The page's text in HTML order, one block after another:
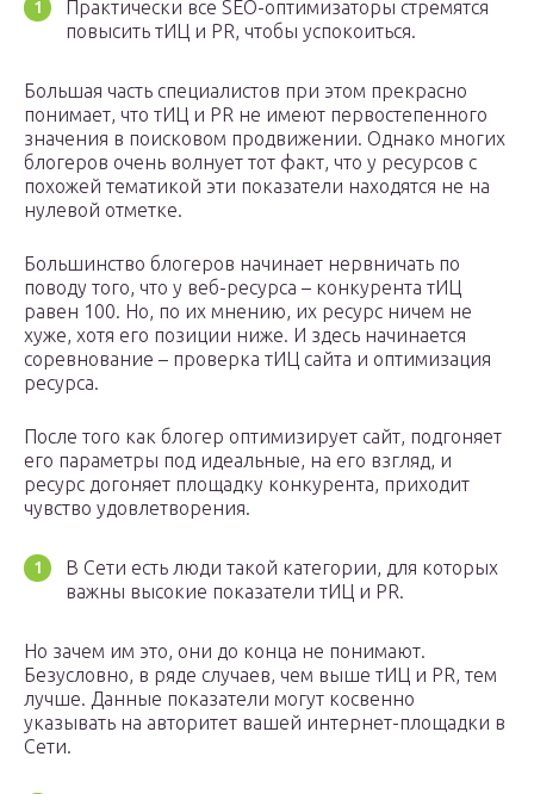
Практически все SEO-оптимизаторы стремятся
повысить тИЦ и PR, чтобы успокоиться.
Большая часть специалистов при этом прекрасно
понимает, что тИЦ и PR не имеют первостепенного
значения в поисковом продвижении. Однако многих
блогеров очень волнует тот факт, что у ресурсов с
похожей тематикой эти показатели находятся не на
нулевой отметке.
Большинство блогеров начинает нервничать по
поводу того, что у веб-ресурса – конкурента тИЦ
равен 100. Но, по их мнению, их ресурс ничем не
хуже, хотя его позиции ниже. И здесь начинается
соревнование – проверка тИЦ сайта и оптимизация
ресурса.
После того как блогер оптимизирует сайт, подгоняет
его параметры под идеальные, на его взгляд, и
ресурс догоняет площадку конкурента, приходит
чувство удовлетворения.
В Сети есть люди такой категории, для которых
важны высокие показатели тИЦ и PR.
Но зачем им это, они до конца не понимают.
Безусловно, в ряде случаев, чем выше тИЦ и PR, тем
лучше. Данные показатели могут косвенно
указывать на авторитет вашей интернет-площадки в
Сети.